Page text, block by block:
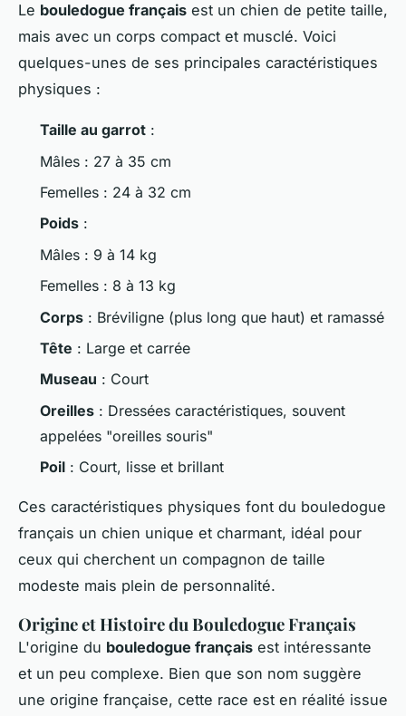
Le bouledogue français est un chien de petite taille,
mais avec un corps compact et musclé. Voici
quelques-unes de ses principales caractéristiques
physiques :
Taille au garrot :
Mâles : 27 à 35 cm
Femelles : 24 à 32 cm
Poids :
Mâles : 9 à 14 kg
Femelles : 8 à 13 kg
Corps : Bréviligne (plus long que haut) et ramassé
Tête : Large et carrée
Museau : Court
Oreilles : Dressées caractéristiques, souvent
appelées "oreilles souris"
Poil : Court, lisse et brillant
Ces caractéristiques physiques font du bouledogue
français un chien unique et charmant, idéal pour
ceux qui cherchent un compagnon de taille
modeste mais plein de personnalité.
Origine et Histoire du Bouledogue Français
L'origine du bouledogue français est intéressante
et un peu complexe. Bien que son nom suggère
une origine française, cette race est en réalité issue